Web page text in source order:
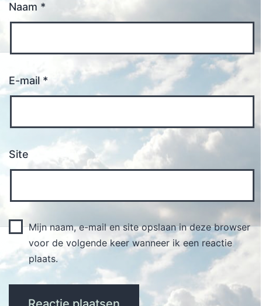
Naam *
E-mail *
Site
Mijn naam, e-mail en site opslaan in deze browser
voor de volgende keer wanneer ik een reactie
plaats.